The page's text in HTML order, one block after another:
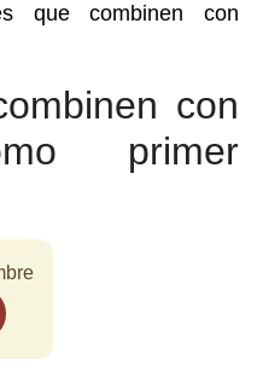
que combinen con
con
primer